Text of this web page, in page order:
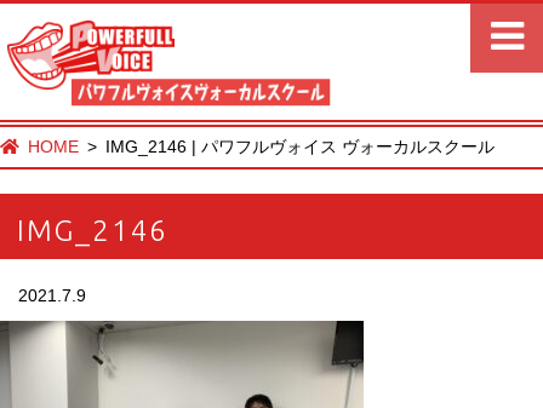
HOME IMG_2146 | パワフルヴォイス ヴォーカルスクール
IMG_2146
2021.7.9